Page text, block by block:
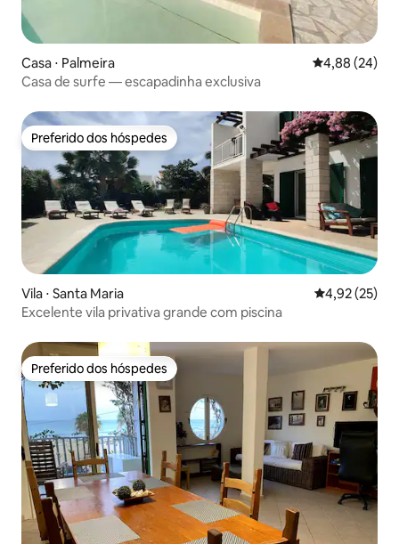
Casa ⋅ Palmeira 4,88 de uma
4,88 (24)
Casa de surfe — escapadinha exclusiva
Preferido dos hóspedes
Preferido dos hóspedes
Vila ⋅ Santa Maria 4,92 de uma
4,92 (25)
Excelente vila privativa grande com piscina
Preferido dos hóspedes
Preferido dos hóspedes